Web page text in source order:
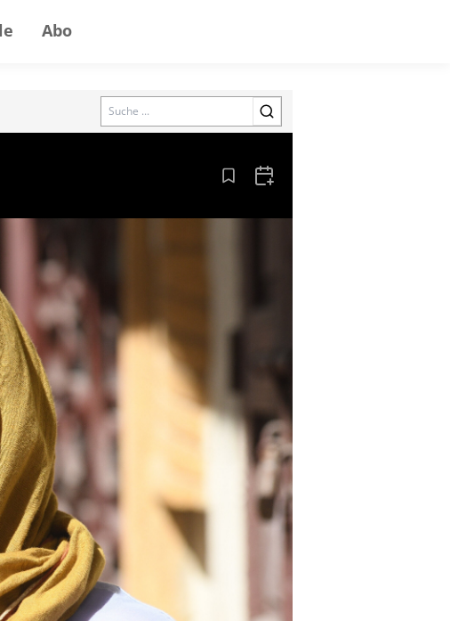
Abo
Search
Aus den Lesezeichen entfernen
Zum Kalender hinzufügen